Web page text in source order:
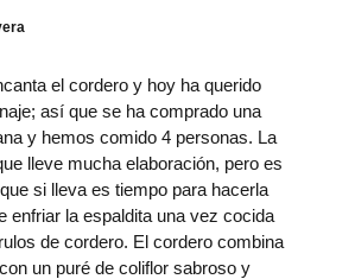
el cordero y hoy ha querido
así que se ha comprado una
y hemos comido 4 personas. La
lleve mucha elaboración, pero es
si lleva es tiempo para hacerla
enfriar la espaldita una vez cocida
de cordero. El cordero combina
un puré de coliflor sabroso y